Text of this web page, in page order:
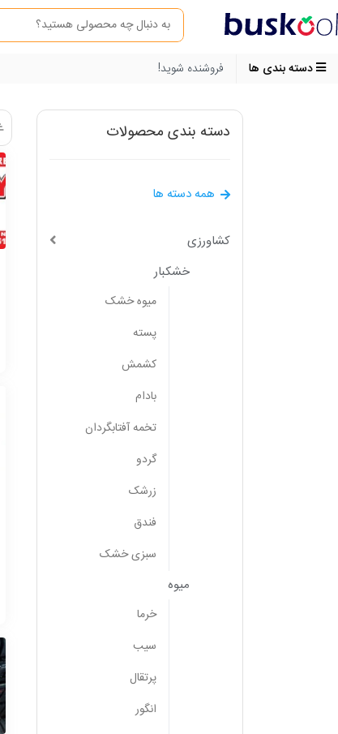
دسته بندی ها
فروشنده شوید!
دسته بندی محصولات
همه دسته ها
کشاورزی
خشکبار
میوه خشک
پسته
کشمش
بادام
تخمه آفتابگردان
گردو
زرشک
فندق
سبزی خشک
میوه
خرما
سیب
پرتقال
انگور